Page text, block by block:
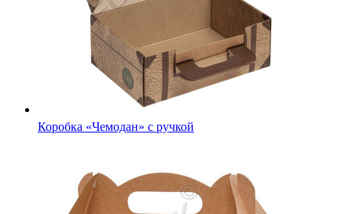
Коробка «Чемодан» с ручкой